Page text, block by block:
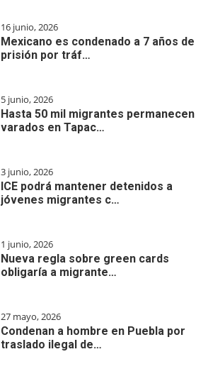
16 junio, 2026
Mexicano es condenado a 7 años de
prisión por tráf…
5 junio, 2026
Hasta 50 mil migrantes permanecen
varados en Tapac…
3 junio, 2026
ICE podrá mantener detenidos a
jóvenes migrantes c…
1 junio, 2026
Nueva regla sobre green cards
obligaría a migrante…
27 mayo, 2026
Condenan a hombre en Puebla por
traslado ilegal de…